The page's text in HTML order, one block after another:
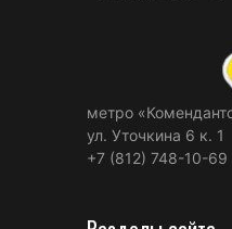
метро
ул. Уточкина 6 к. 1
+7 (812) 748-10-69